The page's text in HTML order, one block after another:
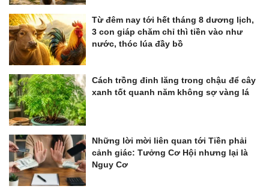
Từ đêm nay tới hết tháng 8 dương lịch,
3 con giáp chăm chỉ thì tiền vào như
nước, thóc lúa đầy bồ
Cách trồng đinh lăng trong chậu để cây
xanh tốt quanh năm không sợ vàng lá
Những lời mời liên quan tới Tiền phải
cảnh giác: Tưởng Cơ Hội nhưng lại là
Nguy Cơ